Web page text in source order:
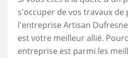
s'occuper de vos travaux
l'entreprise Artisan
est votre meilleur allié.
entreprise est parmi les